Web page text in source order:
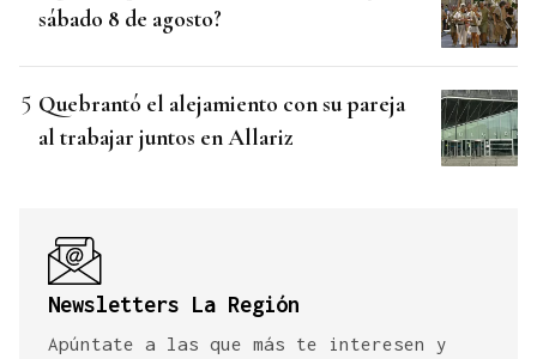
sábado 8 de agosto?
Quebrantó el alejamiento con su pareja
al trabajar juntos en Allariz
Newsletters La Región
Apúntate a las que más te interesen y